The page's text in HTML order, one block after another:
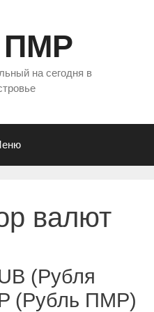
ПМР
на сегодня в
валют
(Рубля
(Рубль ПМР)